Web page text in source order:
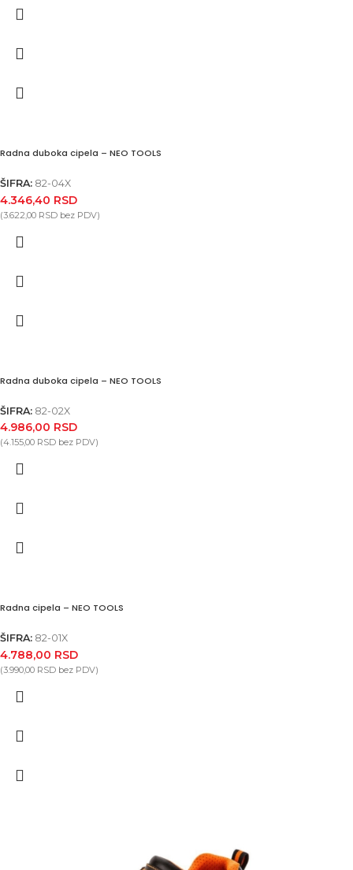
Radna duboka cipela – NEO TOOLS
ŠIFRA: 82-04X
4.346,40 RSD
(3.622,00 RSD bez PDV)
Radna duboka cipela – NEO TOOLS
ŠIFRA: 82-02X
4.986,00 RSD
(4.155,00 RSD bez PDV)
Radna cipela – NEO TOOLS
ŠIFRA: 82-01X
4.788,00 RSD
(3.990,00 RSD bez PDV)